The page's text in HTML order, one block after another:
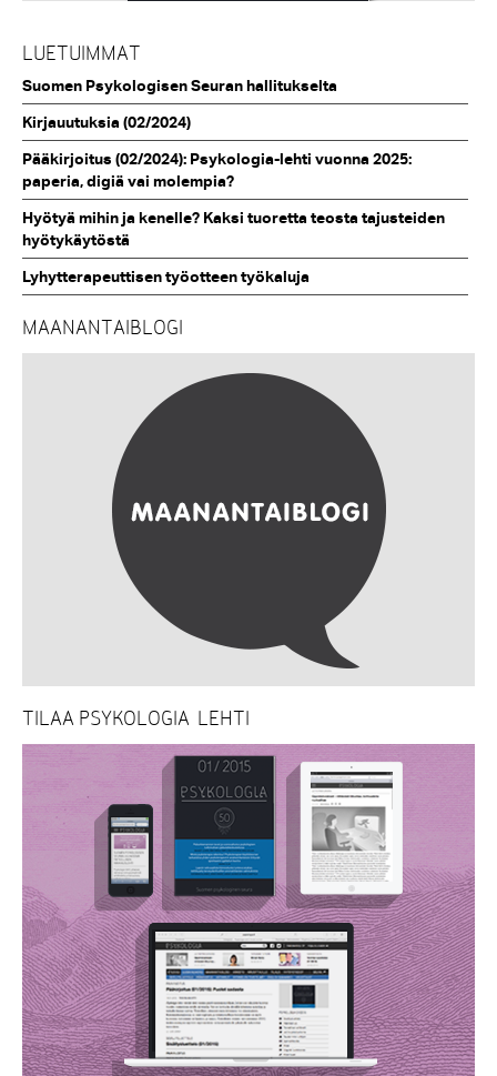
LUETUIMMAT
Suomen Psykologisen Seuran hallitukselta
Kirjauutuksia (02/2024)
Pääkirjoitus (02/2024): Psykologia-lehti vuonna 2025:
paperia, digiä vai molempia?
Hyötyä mihin ja kenelle? Kaksi tuoretta teosta tajusteiden
hyötykäytöstä
Lyhytterapeuttisen työotteen työkaluja
MAANANTAIBLOGI
TILAA PSYKOLOGIA-LEHTI